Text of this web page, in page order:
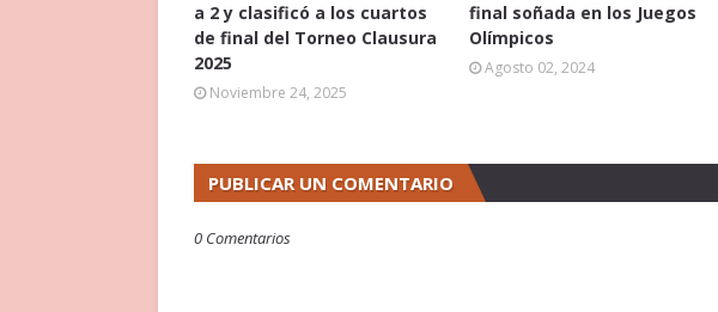
a 2 y clasificó a los cuartos
de final del Torneo Clausura
2025
Noviembre 24, 2025
final soñada en los Juegos
Olímpicos
Agosto 02, 2024
PUBLICAR UN COMENTARIO
0 Comentarios